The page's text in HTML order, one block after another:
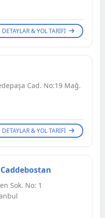
DETAYLAR & YOL TARIFI
Cad. No:19 Mağ.
DETAYLAR & YOL TARIFI
Sok. No: 1